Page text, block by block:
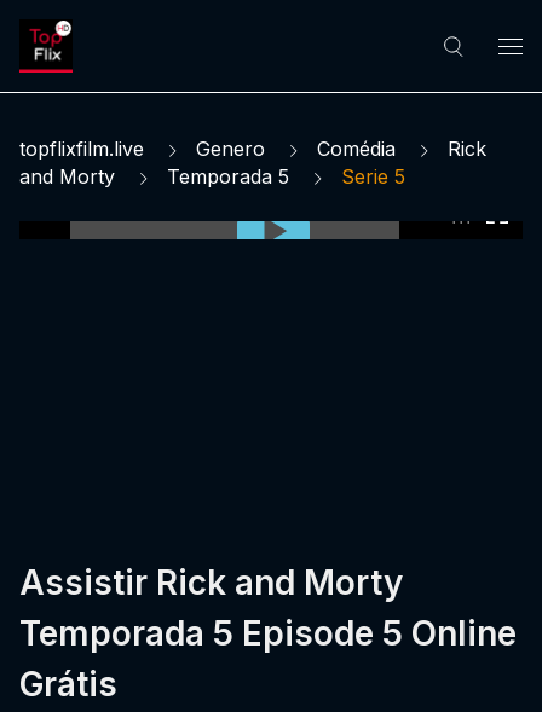
topflixfilm.live Genero Comédia
Rick
and Morty
Temporada 5 Serie 5
Assistir Rick and Morty
Temporada 5 Episode 5 Online
Grátis